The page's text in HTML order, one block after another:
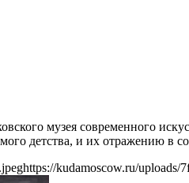
музея современного
детства, и их отражению в
https://kudamoscow.ru/uploads/